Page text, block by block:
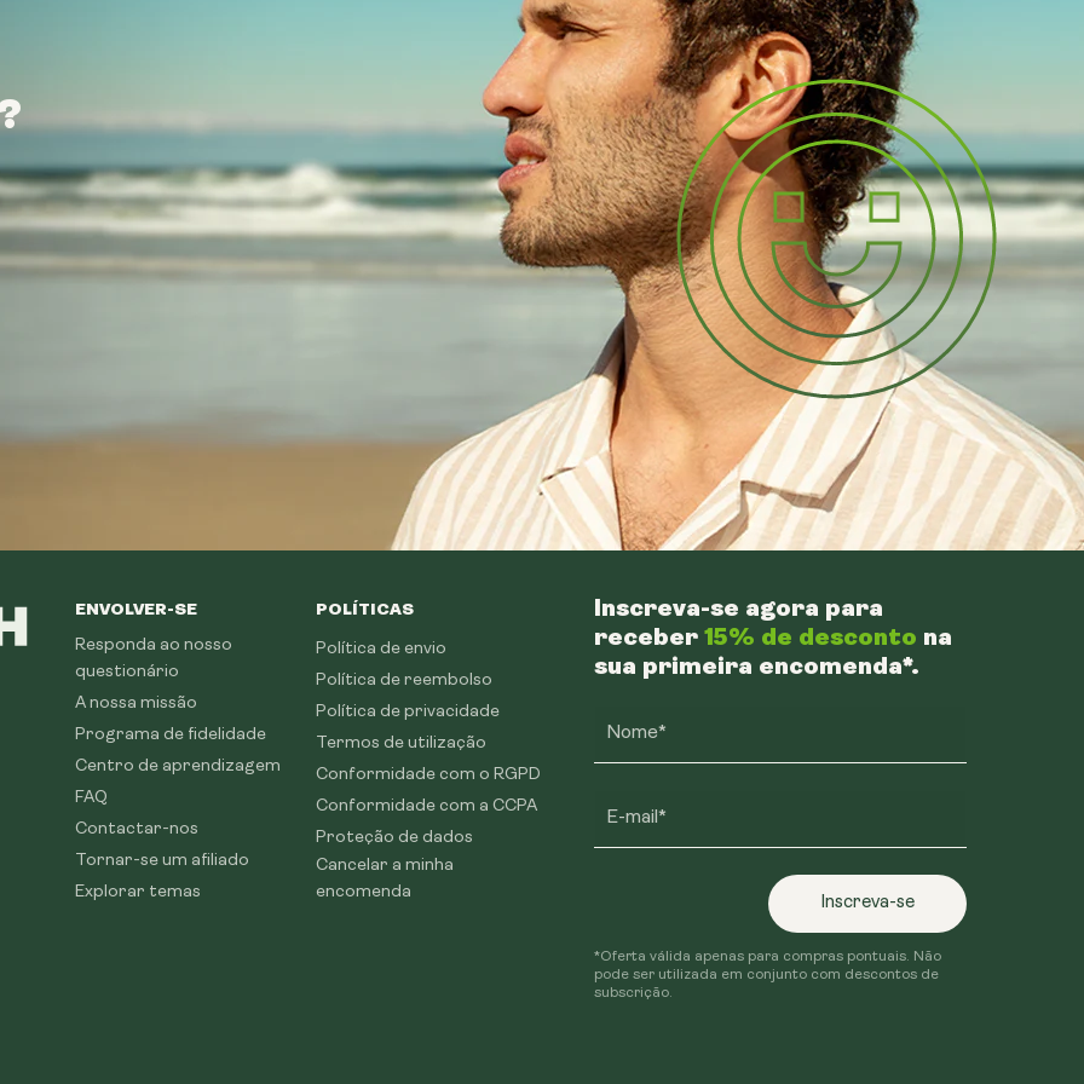
ENVOLVER-SE
Responda ao nosso
questionário
A nossa missão
Programa de fidelidade
Centro de aprendizagem
FAQ
Contactar-nos
Tornar-se um afiliado
Explorar temas
POLÍTICAS
Política de envio
Política de reembolso
Política de privacidade
Termos de utilização
Conformidade com o RGPD
Conformidade com a CCPA
Proteção de dados
Cancelar a minha
encomenda
Inscreva-se agora para
receber 15% de desconto na
sua primeira encomenda*.
Nome*
E-mail*
Inscreva-se
*Oferta válida apenas para compras pontuais. Não
pode ser utilizada em conjunto com descontos de
subscrição.